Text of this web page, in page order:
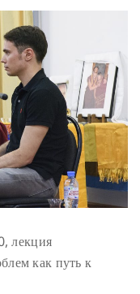
лекция
как путь к